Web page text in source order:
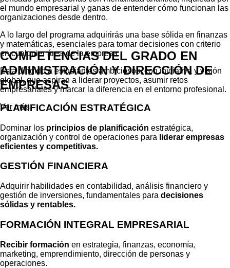
el mundo empresarial y ganas de entender cómo funcionan las
organizaciones desde dentro.
A lo largo del programa adquirirás una base sólida en finanzas
y matemáticas, esenciales para tomar decisiones con criterio
en cualquier área de la empresa.
Está dirigido a estudiantes ambiciosos, con iniciativa y visión
global, que aspiran a liderar proyectos, asumir retos
empresariales y marcar la diferencia en el entorno profesional.
Ver más
COMPETENCIAS DEL GRADO EN
ADMINISTRACIÓN Y DIRECCIÓN DE
EMPRESAS
PLANIFICACIÓN ESTRATÉGICA
Dominar los principios de planificación estratégica,
organización y control de operaciones para liderar empresas
eficientes y competitivas.
GESTIÓN FINANCIERA
Adquirir habilidades en contabilidad, análisis financiero y
gestión de inversiones, fundamentales para decisiones
sólidas y rentables.
FORMACIÓN INTEGRAL EMPRESARIAL
Recibir formación en estrategia, finanzas, economía,
marketing, emprendimiento, dirección de personas y
operaciones.